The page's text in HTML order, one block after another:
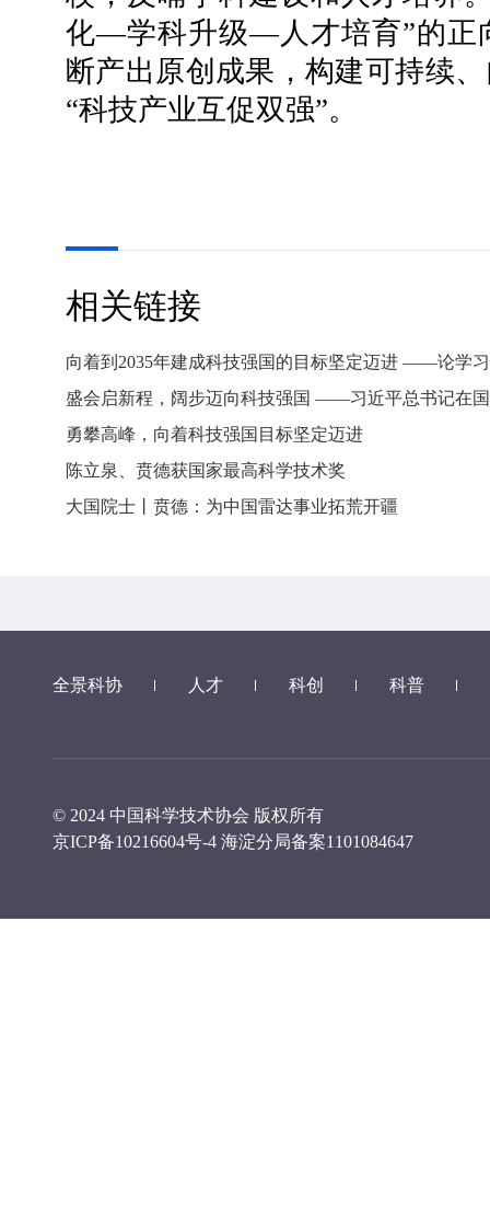
化—学科升级—人才培育”的正
断产出原创成果，构建可持续
“科技产业互促双强”。
相关链接
勇攀高峰，向着科技强国目标坚定迈进
陈立泉、贲德获国家最高科学技术奖
大国院士丨贲德：为中国雷达事业拓荒开疆
全景科协 人才 科创 科普
© 2024 中国科学技术协会 版权所有
京ICP备10216604号-4 海淀分局备案1101084647